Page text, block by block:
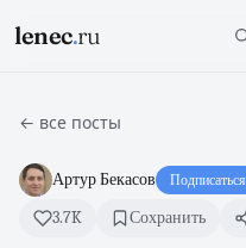
lenec.ru
← все посты
Артур Бекасов Подписаться
3.7K Сохранить